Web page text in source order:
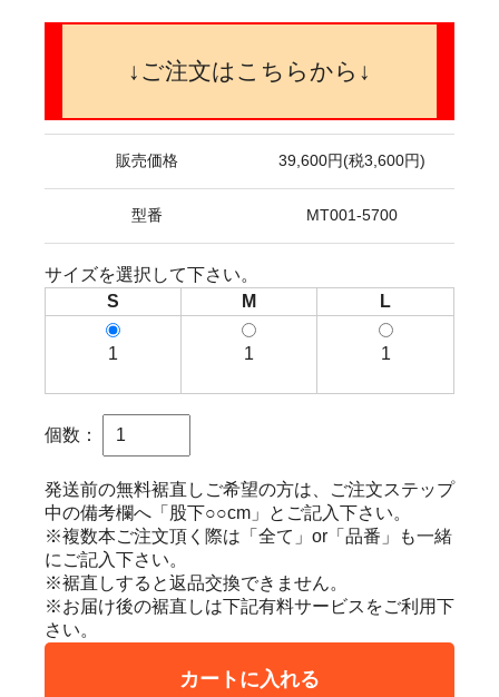
↓ご注文はこちらから↓
販売価格 39,600円(税3,600円)
型番 MT001-5700
サイズを選択して下さい。
S
M L
1 1 1
個数：
発送前の無料裾直しご希望の方は、ご注文ステップ
中の備考欄へ「股下○○cm」とご記入下さい。
※複数本ご注文頂く際は「全て」or「品番」も一緒
にご記入下さい。
※裾直しすると返品交換できません。
※お届け後の裾直しは下記有料サービスをご利用下
さい。
カートに入れる